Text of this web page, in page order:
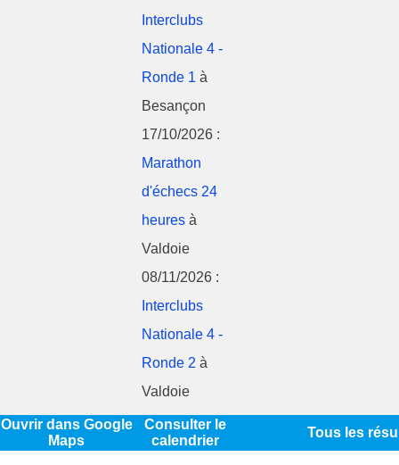
Interclubs
Nationale 4 -
Ronde 1 à
Besançon
17/10/2026 :
Marathon
d'échecs 24
heures à
Valdoie
08/11/2026 :
Interclubs
Nationale 4 -
Ronde 2 à
Valdoie
Ouvrir dans Google
Maps
Consulter le
calendrier
Tous les